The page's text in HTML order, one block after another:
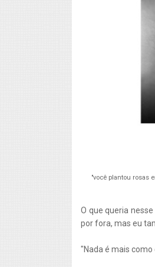
"você plantou rosas
O que queria
por fora, mas eu
"Nada é mais